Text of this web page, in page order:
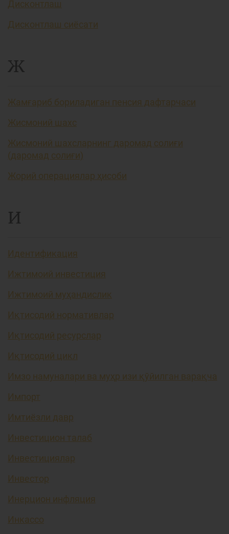
Дисконтлаш
Дисконтлаш сиёсати
Ж
Жамғариб бориладиган пенсия дафтарчаси
Жисмоний шахс
Жисмоний шахсларнинг даромад солиғи
(даромад солиғи)
Жорий операциялар ҳисоби
И
Идентификация
Ижтимоий инвестиция
Ижтимоий муҳандислик
Иқтисодий нормативлар
Иқтисодий ресурслар
Иқтисодий цикл
Имзо намуналари ва муҳр изи қўйилган варақча
Импорт
Имтиёзли давр
Инвестицион талаб
Инвестициялар
Инвестор
Инерцион инфляция
Инкассо